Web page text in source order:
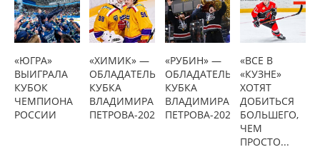
«ЮГРА»
ВЫИГРАЛА
КУБОК
ЧЕМПИОНА
РОССИИ
«ХИМИК» —
ОБЛАДАТЕЛЬ
КУБКА
ВЛАДИМИРА
ПЕТРОВА-2023
«РУБИН» —
ОБЛАДАТЕЛЬ
КУБКА
ВЛАДИМИРА
ПЕТРОВА-2022
«ВСЕ В
«КУЗНЕ»
ХОТЯТ
ДОБИТЬСЯ
БОЛЬШЕГО,
ЧЕМ
ПРОСТО...